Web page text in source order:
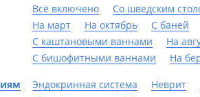
Всё включено
Со шведским
На март
На октябрь С баней
С каштановыми ваннами
На
С бишофитными ваннами
На
Эндокринная система Неврит